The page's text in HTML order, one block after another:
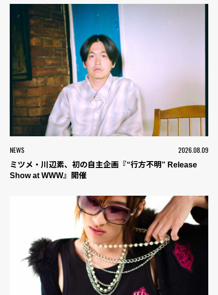
NEWS 2026.08.09
ミツメ・川辺素、初の自主企画『“行方不明” Release
Show at WWW』開催